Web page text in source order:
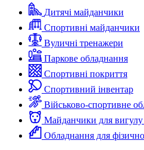
Дитячі майданчики
Спортивні майданчики
Вуличні тренажери
Паркове обладнання
Спортивні покриття
Спортивний інвентар
Військово-спортивне
Майданчики для вигулу
Обладнання для фізичної